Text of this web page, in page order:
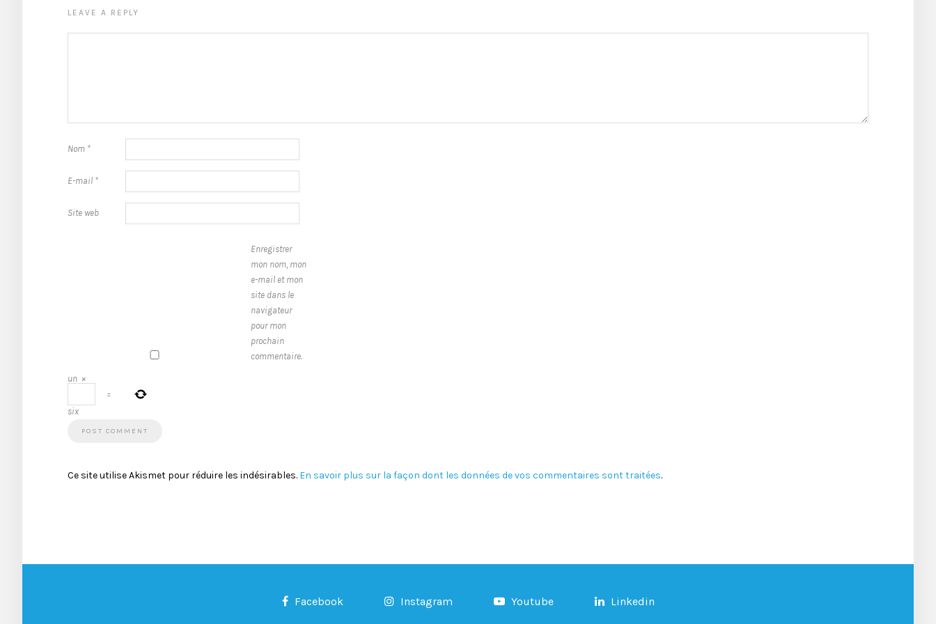
LEAVE A REPLY
Nom *
E-mail *
Site web
Enregistrer
mon nom, mon
e-mail et mon
site dans le
navigateur
pour mon
prochain
commentaire.
un ×
=
six
Ce site utilise Akismet pour réduire les indésirables. En savoir plus sur la façon dont les données de vos commentaires sont traitées.
Facebook Instagram Youtube Linkedin